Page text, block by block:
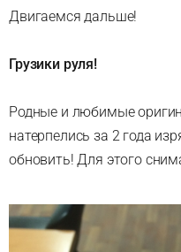
Двигаемся дальше!
Грузики руля!
Родные и любимые
натерпелись за 2 года
обновить! Для этого